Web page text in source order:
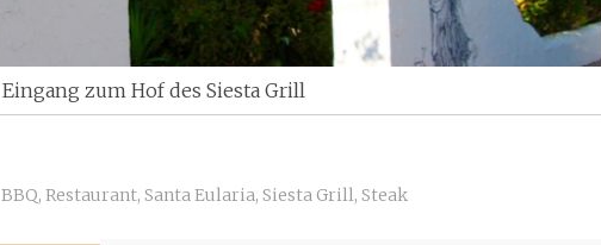
Eingang zum Hof des Siesta Grill
BBQ, Restaurant, Santa Eularia, Siesta Grill, Steak